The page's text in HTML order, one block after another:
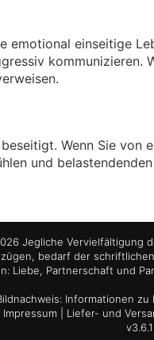
emotional einseitige
kommunizieren.
Wenn Sie von
und
Jegliche Vervielfältigung
bedarf der
Liebe, Partnerschaft und
Informationen zu
Impressum Liefer- und